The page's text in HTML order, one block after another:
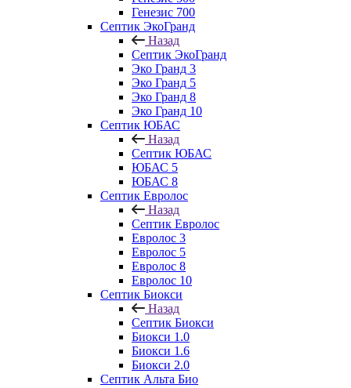
Генезис 700
Септик ЭкоГранд
Назад
Септик ЭкоГранд
Эко Гранд 3
Эко Гранд 5
Эко Гранд 8
Эко Гранд 10
Септик ЮБАС
Назад
Септик ЮБАС
ЮБАС 5
ЮБАС 8
Септик Евролос
Назад
Септик Евролос
Евролос 3
Евролос 5
Евролос 8
Евролос 10
Септик Биокси
Назад
Септик Биокси
Биокси 1.0
Биокси 1.6
Биокси 2.0
Септик Альта Био